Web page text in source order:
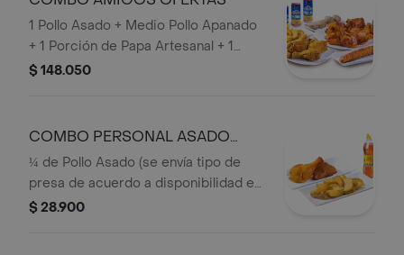
1 Pollo Asado + Medio Pollo Apanado
+ 1 Porción de Papa Artesanal + 1
Porcion de Papa Salada + 1 Plátano
$ 148.050
COMBO PERSONAL ASADO
OFERTA
¼ de Pollo Asado (se envía tipo de
presa de acuerdo a disponibilidad en
punto de venta),1 Acompañamiento
$ 28.900